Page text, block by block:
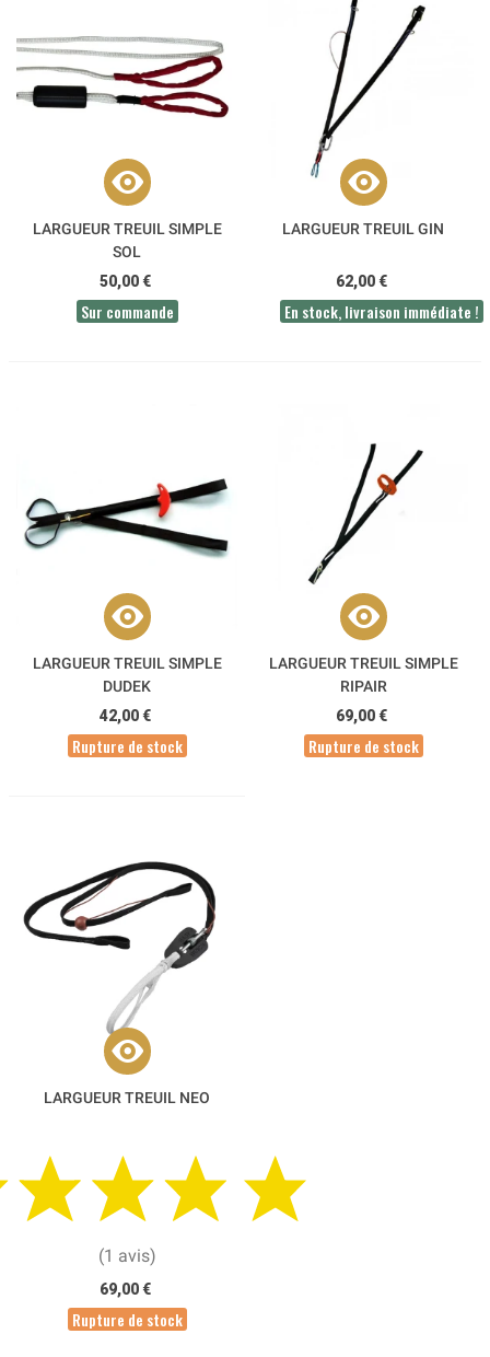
LARGUEUR TREUIL SIMPLE
SOL
50,00 €
Sur commande
LARGUEUR TREUIL GIN
62,00 €
En stock, livraison immédiate !
LARGUEUR TREUIL SIMPLE
DUDEK
42,00 €
Rupture de stock
LARGUEUR TREUIL SIMPLE
RIPAIR
69,00 €
Rupture de stock
LARGUEUR TREUIL NEO
(1 avis)
69,00 €
Rupture de stock